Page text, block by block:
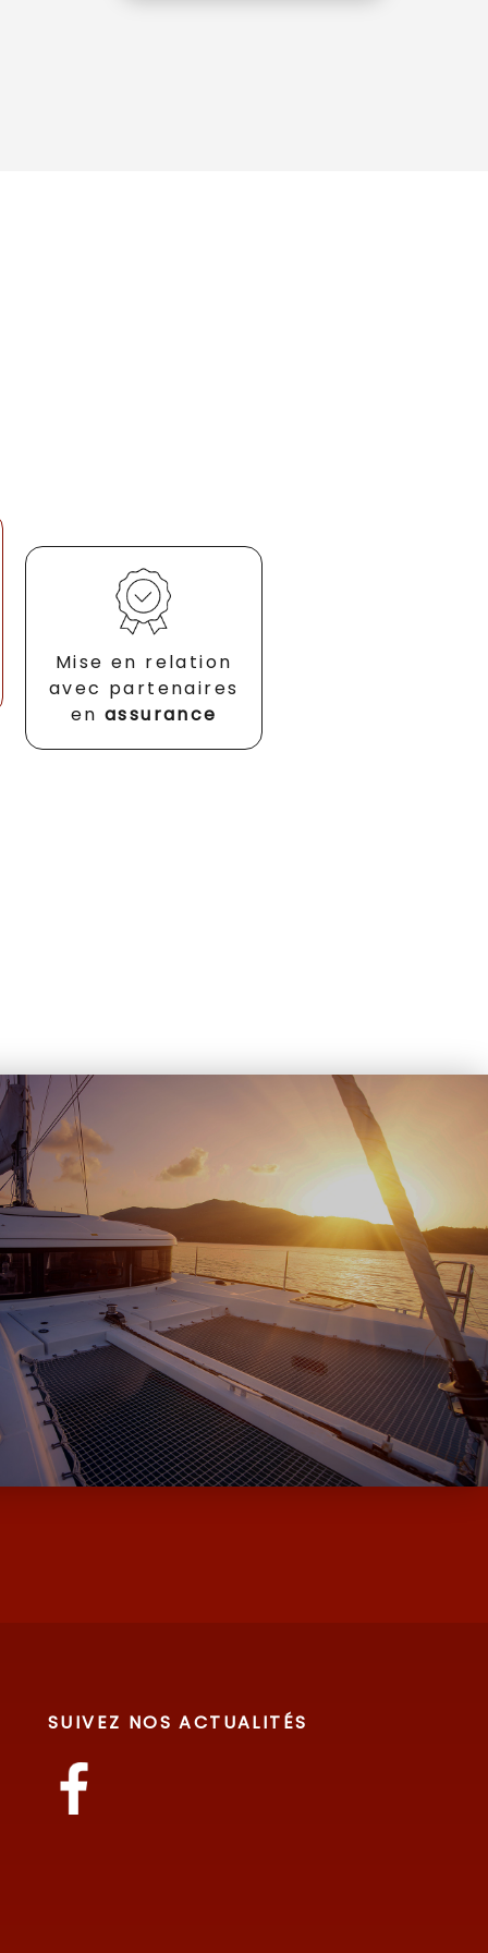
Mise en relation
avec partenaires
en assurance
DE MOODY ET MILLIKAN…
SUIVEZ NOS ACTUALITÉS